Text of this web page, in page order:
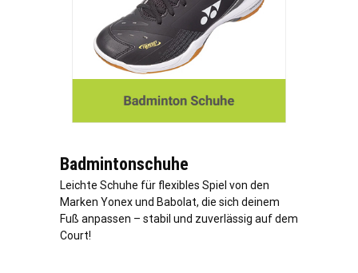
Badmintonschuhe
Leichte Schuhe für flexibles Spiel von den
Marken Yonex und Babolat, die sich deinem
Fuß anpassen – stabil und zuverlässig auf dem
Court!